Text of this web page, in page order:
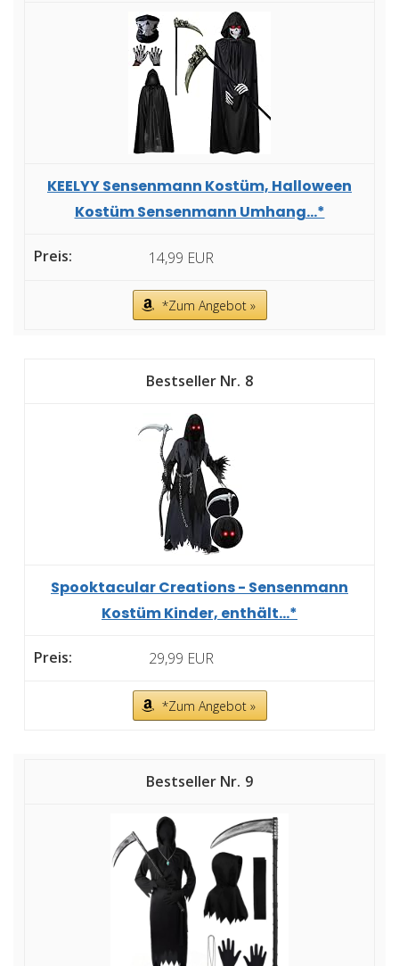
KEELYY Sensenmann Kostüm, Halloween
Kostüm Sensenmann Umhang...*
14,99 EUR
*Zum Angebot »
8
Spooktacular Creations - Sensenmann
Kostüm Kinder, enthält...*
29,99 EUR
*Zum Angebot »
9